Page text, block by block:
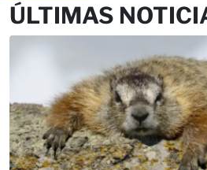
ÚLTIMAS